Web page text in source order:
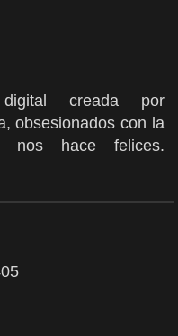
creada por
obsesionados con la
nos hace felices.